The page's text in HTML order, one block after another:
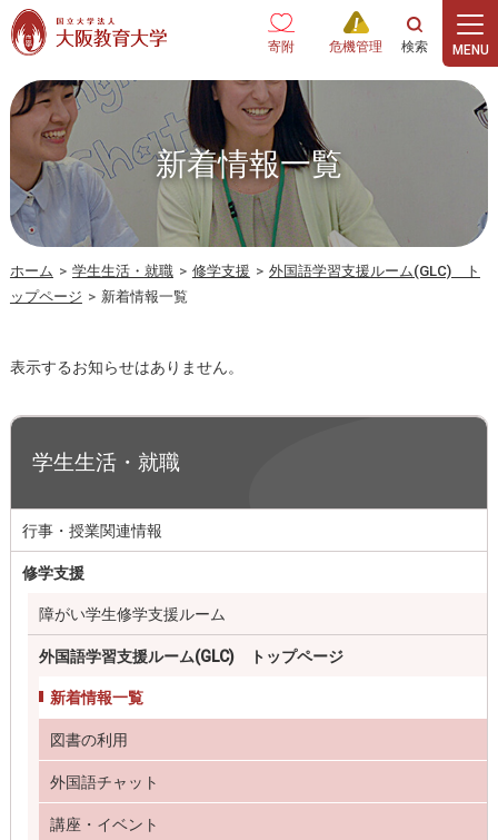
本文へ
寄附 危機管理
新着情報一覧
ホーム > 学生生活・就職 > 修学支援 > 外国語学習支援ルーム(GLC) ト
ップページ > 新着情報一覧
表示するお知らせはありません。
学生生活・就職
行事・授業関連情報
修学支援
障がい学生修学支援ルーム
外国語学習支援ルーム(GLC) トップページ
新着情報一覧
図書の利用
外国語チャット
講座・イベント